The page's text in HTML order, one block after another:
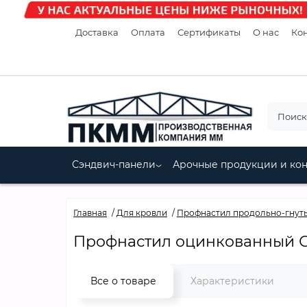
Доставка Оплата Сертификаты О нас
Сэндвич-панели Арочные продукции и
Главная Для кровли Профнастил продольно-
Профнастил оцинкованный
Все о товаре Характеристики